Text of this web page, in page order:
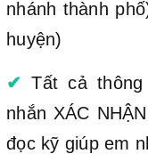
nhánh thành
huyện)
✔ Tất cả
nhắn XÁC
đọc kỹ giúp em